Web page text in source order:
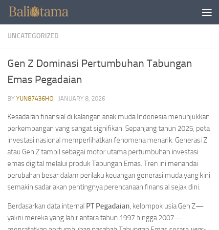
Skip to content
UNCATEGORIZED
Gen Z Dominasi Pertumbuhan Tabungan
Emas Pegadaian
BY YUN87436HO · JANUARY 8, 2026
Kesadaran finansial di kalangan anak muda Indonesia menunjukkan
perkembangan yang sangat signifikan. Sepanjang tahun 2025, peta
investasi nasional memperlihatkan fenomena menarik: Generasi Z
atau Gen Z tampil sebagai motor utama pertumbuhan investasi
emas digital melalui produk Tabungan Emas. Tren ini menandai
perubahan besar dalam perilaku keuangan generasi muda yang kini
semakin sadar akan pentingnya perencanaan finansial sejak dini.
Berdasarkan data internal PT Pegadaian, kelompok usia Gen Z—
yakni mereka yang lahir antara tahun 1997 hingga 2007—